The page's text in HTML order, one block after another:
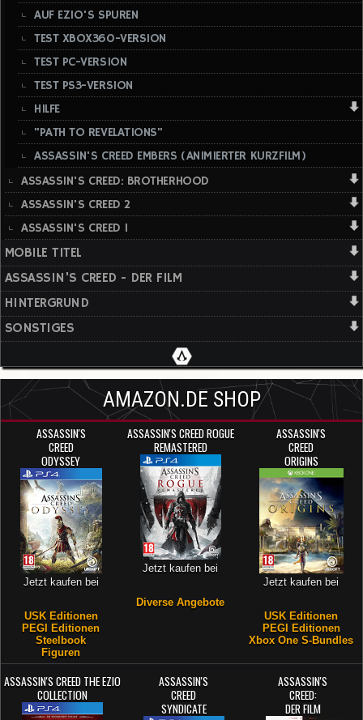
AUF EZIO'S SPUREN
TEST XBOX360-VERSION
TEST PC-VERSION
TEST PS3-VERSION
HILFE
"PATH TO REVELATIONS"
ASSASSIN'S CREED EMBERS (ANIMIERTER KURZFILM)
ASSASSIN'S CREED: BROTHERHOOD
ASSASSIN'S CREED 2
ASSASSIN'S CREED 1
MOBILE TITEL
ASSASSIN'S CREED - DER FILM
HINTERGRUND
SONSTIGES
AMAZON.DE SHOP
ASSASSIN'S
CREED
ODYSSEY
Jetzt kaufen bei
USK Editionen
PEGI Editionen
Steelbook
Figuren
ASSASSIN'S CREED ROGUE
REMASTERED
Jetzt kaufen bei
Diverse Angebote
ASSASSIN'S
CREED
ORIGINS
Jetzt kaufen bei
USK Editionen
PEGI Editionen
Xbox One S-Bundles
ASSASSIN'S CREED THE EZIO
COLLECTION
ASSASSIN'S
CREED
SYNDICATE
ASSASSIN'S
CREED:
DER FILM